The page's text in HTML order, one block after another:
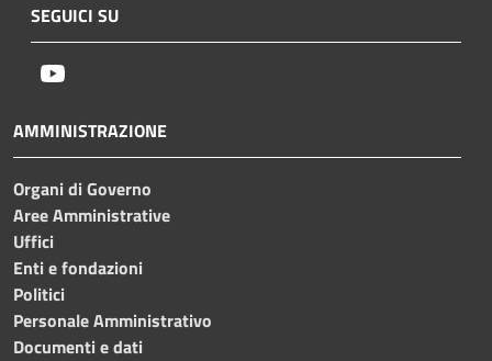
SEGUICI SU
AMMINISTRAZIONE
Organi di Governo
Aree Amministrative
Uffici
Enti e fondazioni
Politici
Personale Amministrativo
Documenti e dati